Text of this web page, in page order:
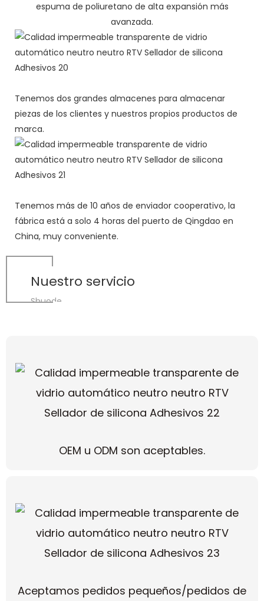
espuma de poliuretano de alta expansión más
avanzada.
Tenemos dos grandes almacenes para almacenar
piezas de los clientes y nuestros propios productos de
marca.
Tenemos más de 10 años de enviador cooperativo, la
fábrica está a solo 4 horas del puerto de Qingdao en
China, muy conveniente.
Nuestro servicio
Shuode
OEM u ODM son aceptables.
Aceptamos pedidos pequeños/pedidos de